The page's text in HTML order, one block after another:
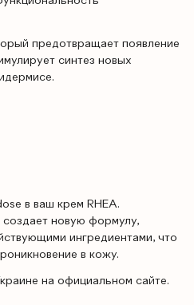
предотвращает появление
синтез новых
в ваш крем RHEA.
новую формулу,
ингредиентами, что
в кожу.
на официальном сайте.